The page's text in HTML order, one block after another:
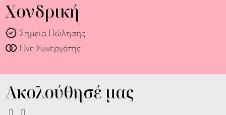
Χονδρική
verified Σημεία Πώλησης
join_full Γίνε Συνεργάτης
Ακολούθησέ μας